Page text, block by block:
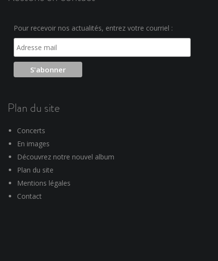
Pour recevoir nos actualités, entrez votre courriel :
Plan du site
Concerts
En images
Découvrez notre nouvel album
Plan du site
Mentions légales
Contact